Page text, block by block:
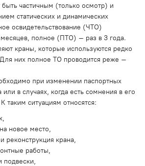
частичным (только осмотр) и
статических и динамических
освидетельствование (ЧТО)
месяцев, полное (ПТО) – раз в 3 года.
краны, которые используются редко
них полное ТО проводится реже –
при изменении паспортных
или в случаях, когда есть сомнения в его
таким ситуациям относятся:
новое место,
реконструкция крана,
работы,
подвески,